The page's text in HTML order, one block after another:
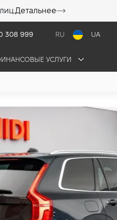
Детальнее
308 999 RU UA
УСЛУГИ
•20 314 грн/мес